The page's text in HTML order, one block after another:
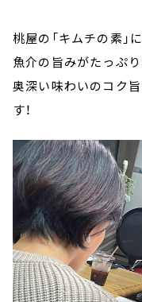
桃屋の「キムチの素」
魚介の旨みがたっぷり
奥深い味わいのコク
す！